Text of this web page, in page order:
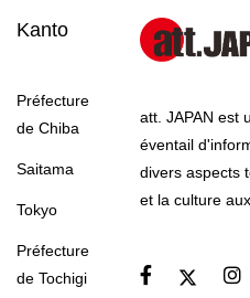
Kanto
Préfecture
de Chiba
Saitama
Tokyo
Préfecture
de Tochigi
att. JAPAN est
éventail
divers aspects
et la culture